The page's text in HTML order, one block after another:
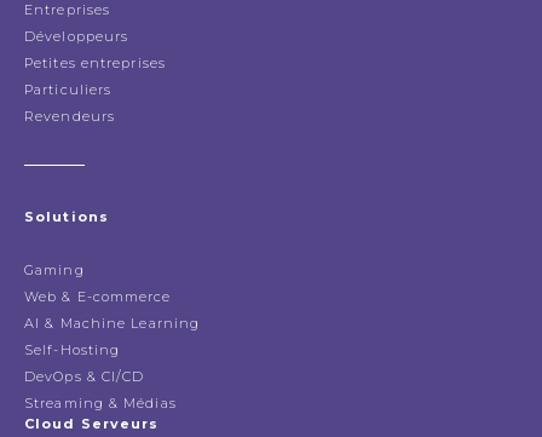
Entreprises
Développeurs
Petites entreprises
Particuliers
Revendeurs
Solutions
Gaming
Web & E-commerce
AI & Machine Learning
Self-Hosting
DevOps & CI/CD
Streaming & Médias
Cloud Serveurs